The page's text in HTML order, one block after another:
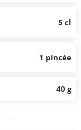
5 cl
1 pincée
40 g